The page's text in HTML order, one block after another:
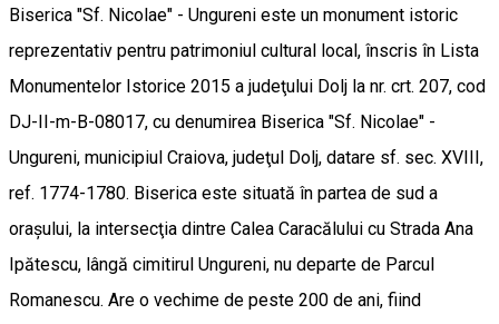
Biserica "Sf. Nicolae" - Ungureni este un monument istoric
reprezentativ pentru patrimoniul cultural local, înscris în Lista
Monumentelor Istorice 2015 a judeţului Dolj la nr. crt. 207, cod
DJ-II-m-B-08017, cu denumirea Biserica "Sf. Nicolae" -
Ungureni, municipiul Craiova, judeţul Dolj, datare sf. sec. XVIII,
ref. 1774-1780. Biserica este situată în partea de sud a
oraşului, la intersecţia dintre Calea Caracălului cu Strada Ana
Ipătescu, lângă cimitirul Ungureni, nu departe de Parcul
Romanescu. Are o vechime de peste 200 de ani, fiind